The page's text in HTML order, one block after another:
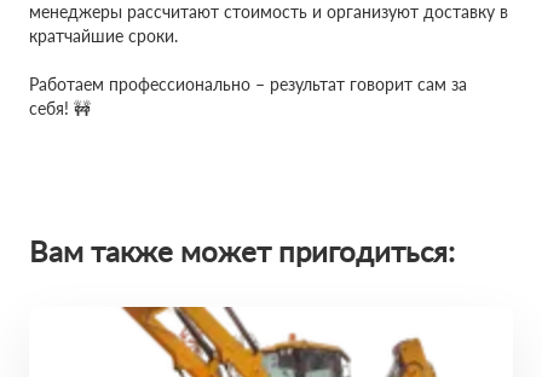
менеджеры рассчитают стоимость и организуют доставку в
кратчайшие сроки.
Работаем профессионально – результат говорит сам за
себя! 🚧
Вам также может пригодиться: